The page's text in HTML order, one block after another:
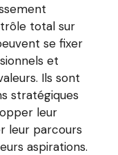
total sur
se fixer
et
Ils sont
stratégiques
leur
leur parcours
aspirations.